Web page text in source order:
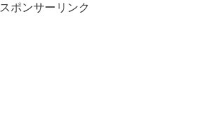
スポンサーリンク